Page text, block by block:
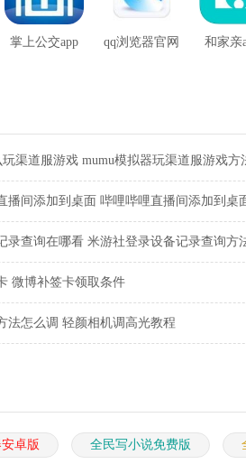
掌上公交app qq浏览器官网 和家亲
渠道服游戏 mumu模拟器玩渠道服游戏方
播间添加到桌面 哔哩哔哩直播间添加到桌
录查询在哪看 米游社登录设备记录查询方
微博补签卡领取条件
法怎么调 轻颜相机调高光教程
卓版 全民写小说免费版